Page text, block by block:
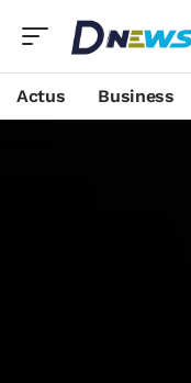
Actus Business